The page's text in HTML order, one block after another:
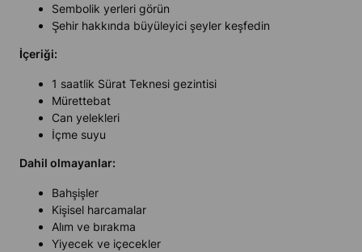
Sembolik yerleri görün
Şehir hakkında büyüleyici şeyler keşfedin
İçeriği:
1 saatlik Sürat Teknesi gezintisi
Mürettebat
Can yelekleri
İçme suyu
Dahil olmayanlar:
Bahşişler
Kişisel harcamalar
Alım ve bırakma
Yiyecek ve içecekler